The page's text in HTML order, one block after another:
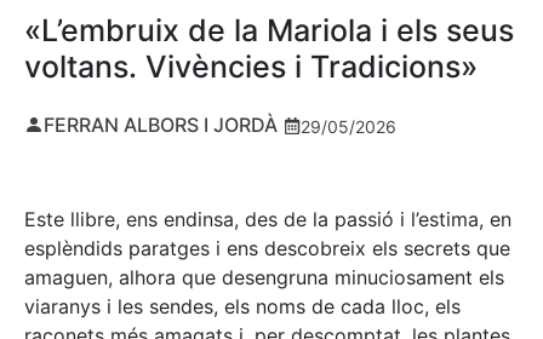
«L’embruix de la Mariola i els seus
voltans. Vivències i Tradicions»
FERRAN ALBORS I JORDÀ 29/05/2026
Este llibre, ens endinsa, des de la passió i l’estima, en
esplèndids paratges i ens descobreix els secrets que
amaguen, alhora que desengruna minuciosament els
viaranys i les sendes, els noms de cada lloc, els